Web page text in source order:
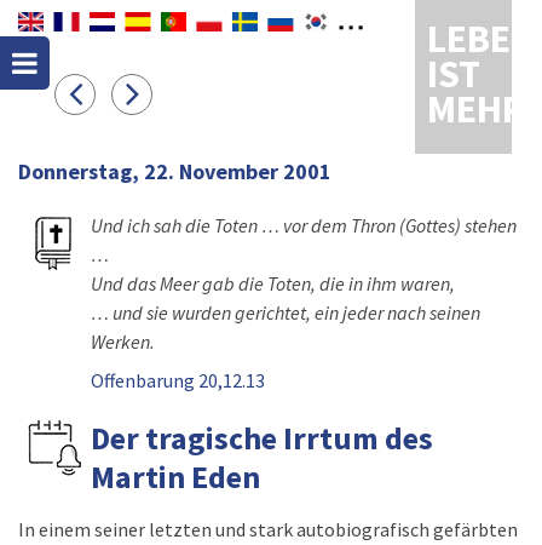
LEBEN
IST
MEHR
Donnerstag, 22. November 2001
Und ich sah die Toten … vor dem Thron (Gottes) stehen
…
Und das Meer gab die Toten, die in ihm waren,
… und sie wurden gerichtet, ein jeder nach seinen
Werken.
Offenbarung 20,12.13
Der tragische Irrtum des
Martin Eden
In einem seiner letzten und stark autobiografisch gefärbten